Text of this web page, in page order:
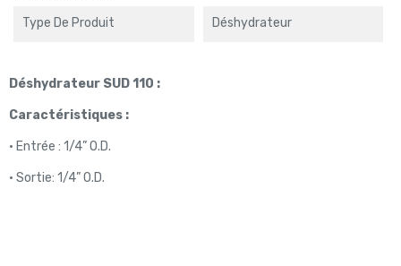
Type De Produit Déshydrateur
Déshydrateur SUD 110 :
Caractéristiques :
• Entrée : 1/4” O.D.
• Sortie: 1/4” O.D.